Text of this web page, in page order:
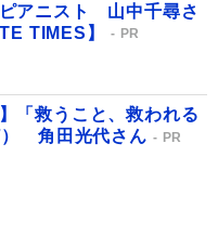
アニスト 山中千尋さ
TIMES】
PR
「救うこと、救われる
） 角田光代さん
PR